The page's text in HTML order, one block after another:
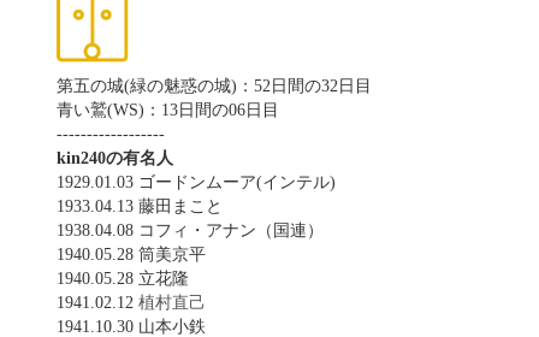
第五の城(緑の魅惑の城)：52日間の32日目
青い鷲(WS)：13日間の06日目
------------------
kin240の有名人
1929.01.03 ゴードンムーア(インテル)
1933.04.13 藤田まこと
1938.04.08 コフィ・アナン（国連）
1940.05.28 筒美京平
1940.05.28 立花隆
1941.02.12 植村直己
1941.10.30 山本小鉄